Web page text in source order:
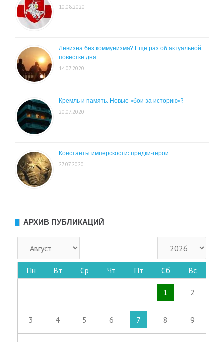
10.08.2020
Левизна без коммунизма? Ещё раз об актуальной
повестке дня
14.07.2020
Кремль и память. Новые «бои за историю»?
20.07.2020
Константы имперскости: предки-герои
27.07.2020
АРХИВ ПУБЛИКАЦИЙ
Пн Вт Ср Чт Пт Сб Вс
1 2
3 4 5 6 7 8 9